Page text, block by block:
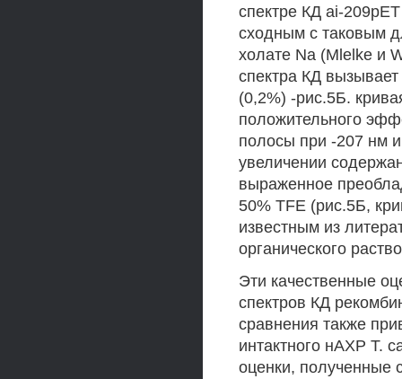
спектре КД ai-
сходным с таковым
холате Na (Mlelke и
спектра КД
(0,2%) -рис.5Б.
положительного
полосы при -207 нм
увеличении
выраженное
50% TFE (рис.5Б,
известным из
органического
Эти качественные
спектров КД
сравнения также
интактного нАХР Т.
оценки, полученные